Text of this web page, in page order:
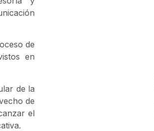
de
en
de la
de
el